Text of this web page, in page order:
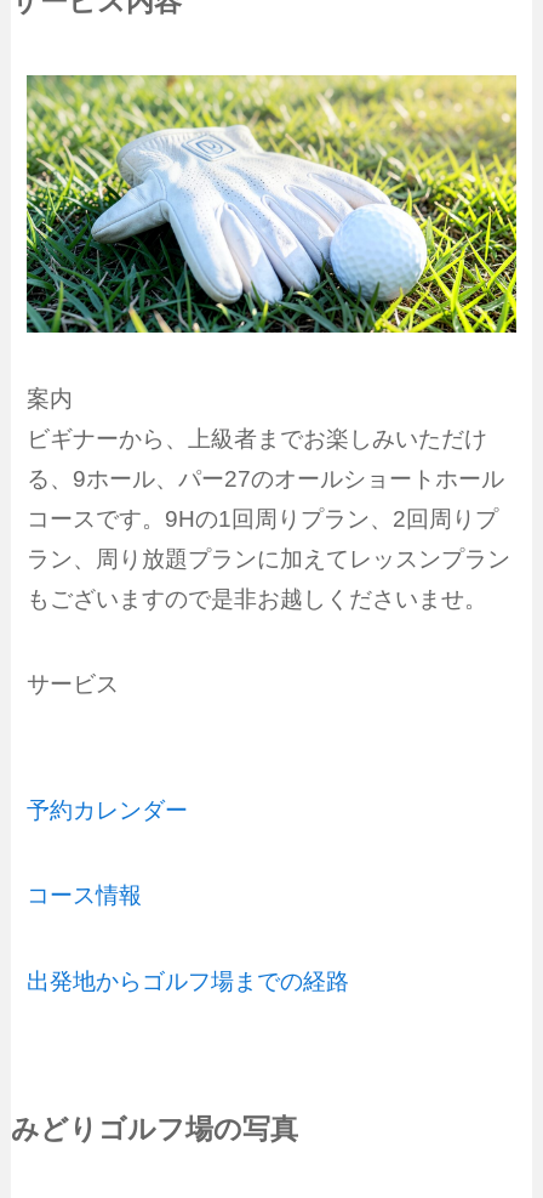
案内
ビギナーから、上級者までお楽しみいただけ
る、9ホール、パー27のオールショートホール
コースです。9Hの1回周りプラン、2回周りプ
ラン、周り放題プランに加えてレッスンプラン
もございますので是非お越しくださいませ。
サービス
予約カレンダー
コース情報
出発地からゴルフ場までの経路
みどりゴルフ場の写真